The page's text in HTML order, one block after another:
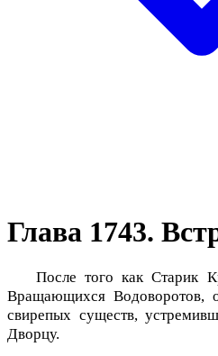
Глава 1743.
После того как Старик
Вращающихся Водоворотов,
свирепых существ,
Дворцу.